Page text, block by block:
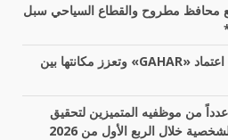
محافظ مطروح والقطاع السياحي سبل
مستشفى مصر للطيران تجدد اعتماد «GAHAR» وتعزز مكانتها بين
من موظفيه المتميزين لتحقيق
خلال الربع الأول من 2026